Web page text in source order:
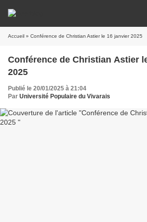
Accueil » Conférence de Christian Astier le 16 janvier 2025
Conférence de Christian Astier
2025
Publié le 20/01/2025 à 21:04
Par Université Populaire du Vivarais